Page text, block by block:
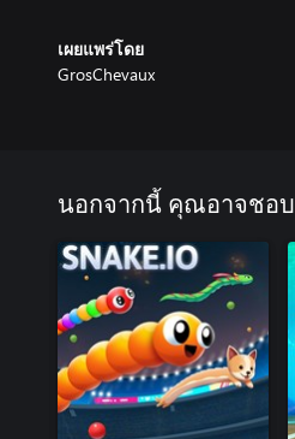
เผยแพร่โดย
GrosChevaux
นอกจากนี้ คุณอาจชอบ